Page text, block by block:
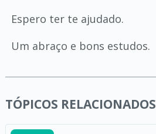
Espero ter te ajudado.
Um abraço e bons estudos.
TÓPICOS RELACIONADOS